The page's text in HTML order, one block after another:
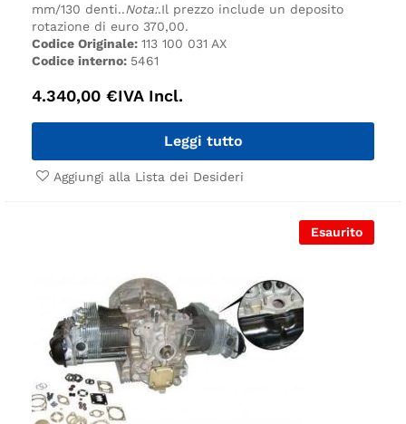
mm/130 denti..Nota:.Il prezzo include un deposito
rotazione di euro 370,00.
Codice Originale: 113 100 031 AX
Codice interno: 5461
4.340,00 €IVA Incl.
Leggi tutto
Aggiungi alla Lista dei Desideri
Esaurito